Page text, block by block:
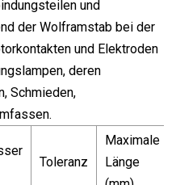
und
der Wolframstab bei der
und Elektroden
deren
Schmieden,
Toleranz
Maximale
Länge